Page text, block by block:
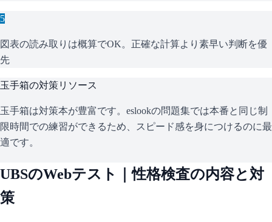
5
図表の読み取りは概算でOK。正確な計算より素早い判断を優
先
玉手箱の対策リソース
玉手箱は対策本が豊富です。eslookの問題集では本番と同じ制
限時間での練習ができるため、スピード感を身につけるのに最
適です。
UBSのWebテスト｜性格検査の内容と対
策